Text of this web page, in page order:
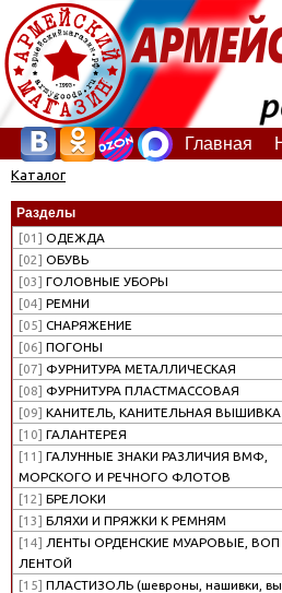
Главная
Каталог
Разделы
[01] ОДЕЖДА
[02] ОБУВЬ
[03] ГОЛОВНЫЕ УБОРЫ
[04] РЕМНИ
[05] СНАРЯЖЕНИЕ
[06] ПОГОНЫ
[07] ФУРНИТУРА МЕТАЛЛИЧЕСКАЯ
[08] ФУРНИТУРА ПЛАСТМАССОВАЯ
[09] КАНИТЕЛЬ, КАНИТЕЛЬНАЯ ВЫШИВКА
[10] ГАЛАНТЕРЕЯ
[11] ГАЛУННЫЕ ЗНАКИ РАЗЛИЧИЯ ВМФ,
МОРСКОГО И РЕЧНОГО ФЛОТОВ
[12] БРЕЛОКИ
[13] БЛЯХИ И ПРЯЖКИ К РЕМНЯМ
[14] ЛЕНТЫ ОРДЕНСКИЕ МУАРОВЫЕ, ВОП
ЛЕНТОЙ
[15] ПЛАСТИЗОЛЬ (шевроны, нашивки,